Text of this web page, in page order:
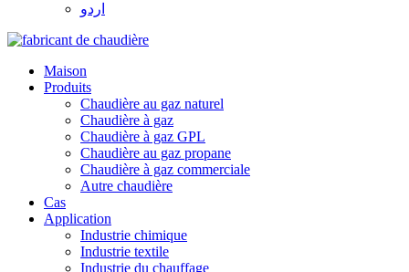
اردو
Maison
Produits
Chaudière au gaz naturel
Chaudière à gaz
Chaudière à gaz GPL
Chaudière au gaz propane
Chaudière à gaz commerciale
Autre chaudière
Cas
Application
Industrie chimique
Industrie textile
Industrie du chauffage